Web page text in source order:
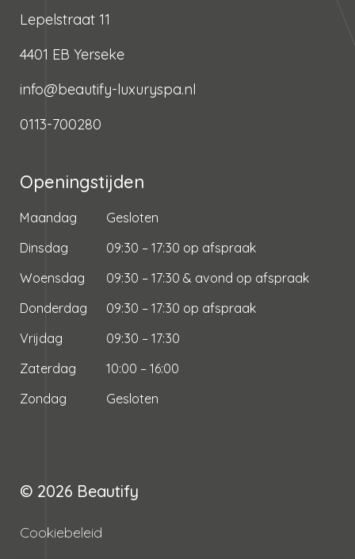
Lepelstraat 11
4401 EB Yerseke
info@beautify-luxuryspa.nl
0113-700280
Openingstijden
Maandag
Gesloten
Dinsdag
09:30 – 17:30 op afspraak
Woensdag
09:30 – 17:30 & avond op afspraak
Donderdag
09:30 – 17:30 op afspraak
Vrijdag
09:30 – 17:30
Zaterdag
10:00 – 16:00
Zondag
Gesloten
© 2026 Beautify
Cookiebeleid